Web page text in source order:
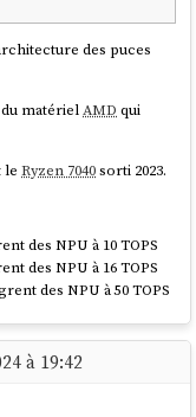
des puces
matérielAMD qui
leRyzen 7040sorti 2023.
des NPU à 10 TOPS
des NPU à 16 TOPS
des NPU à 50 TOPS
à 19:42